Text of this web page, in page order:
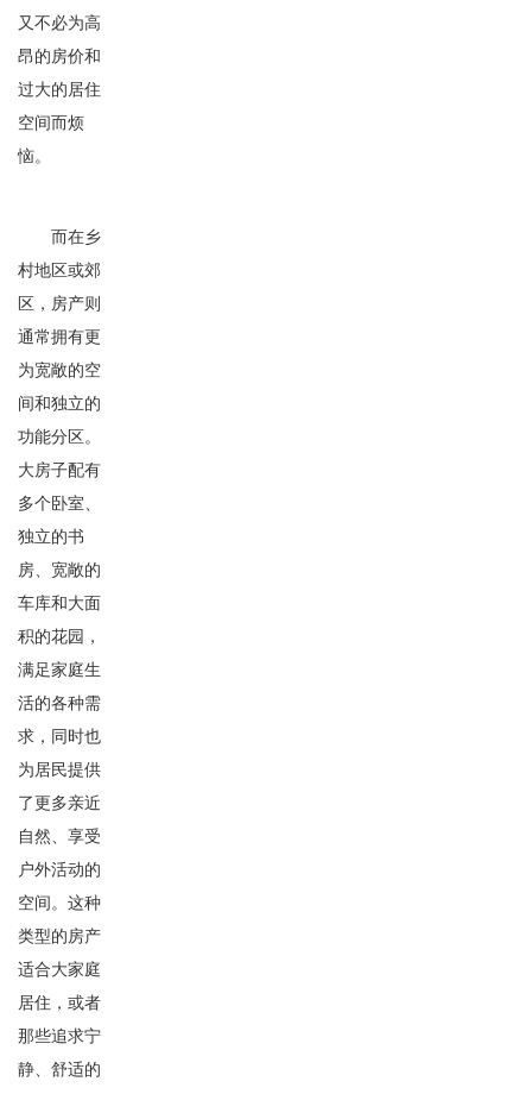
又不必为高
昂的房价和
过大的居住
空间而烦
恼。
而在乡
村地区或郊
区，房产则
通常拥有更
为宽敞的空
间和独立的
功能分区。
大房子配有
多个卧室、
独立的书
房、宽敞的
车库和大面
积的花园，
满足家庭生
活的各种需
求，同时也
为居民提供
了更多亲近
自然、享受
户外活动的
空间。这种
类型的房产
适合大家庭
居住，或者
那些追求宁
静、舒适的